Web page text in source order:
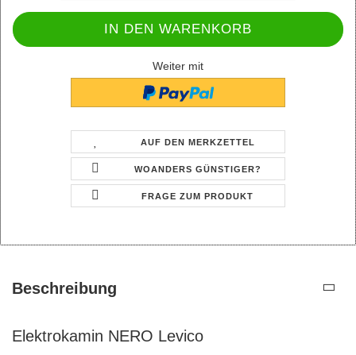
Weiter mit
AUF DEN MERKZETTEL
WOANDERS GÜNSTIGER?
FRAGE ZUM PRODUKT
Beschreibung
Elektrokamin NERO Levico